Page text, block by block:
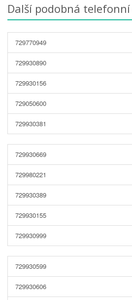
Další podobná telefonní
729770949
729930890
729930156
729050600
729930381
729930669
729980221
729930389
729930155
729930999
729930599
729930606